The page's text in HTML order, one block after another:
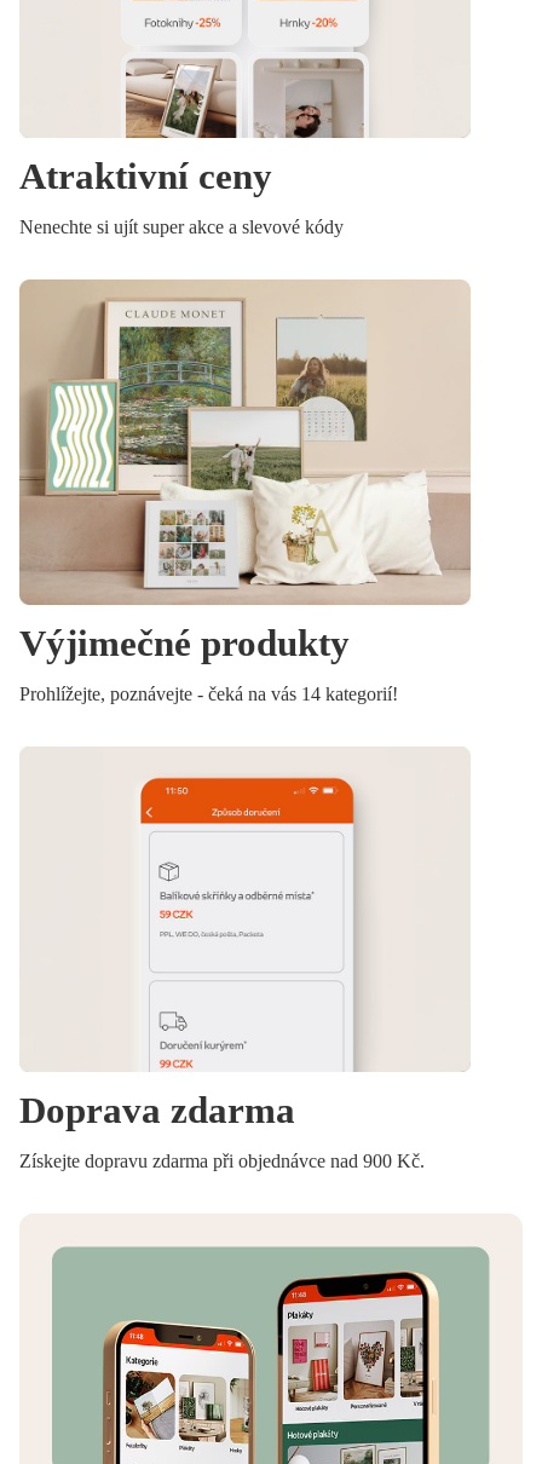
Atraktivní ceny
Nenechte si ujít super akce a slevové kódy
Výjimečné produkty
Prohlížejte, poznávejte - čeká na vás 14 kategorií!
Doprava zdarma
Získejte dopravu zdarma při objednávce nad 900 Kč.